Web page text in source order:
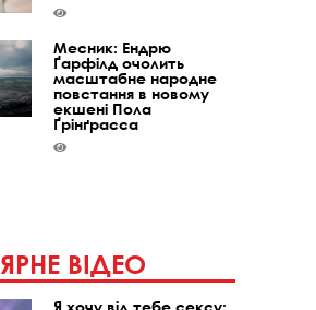
Месник: Ендрю
Ґарфілд очолить
масштабне народне
повстання в новому
екшені Пола
Ґрінґрасса
ВІДЕО
Я хочу від тебе сексу: